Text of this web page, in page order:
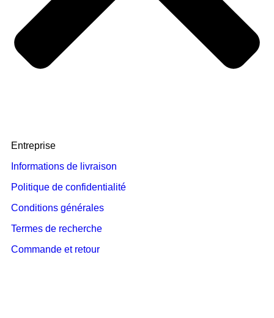
Entreprise
Informations de livraison
Politique de confidentialité
Conditions générales
Termes de recherche
Commande et retour